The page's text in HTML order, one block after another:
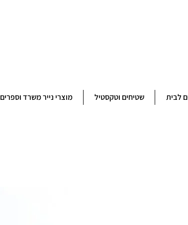
לבית שטיחים וטקסטיל מוצרי נייר משרד וספרים